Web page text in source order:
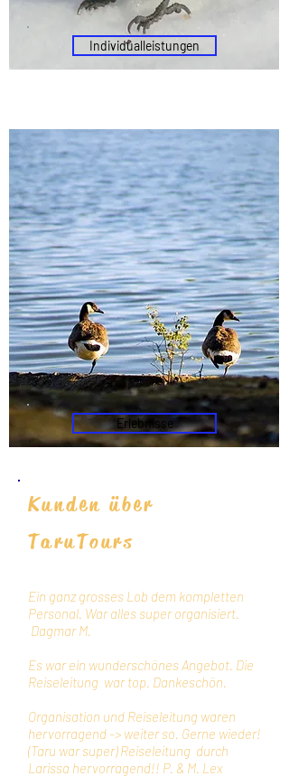
Individualleistungen
Erlebnisse
Kunden über
TaruTours
Ein ganz grosses Lob dem kompletten
Personal. War alles super organisiert.
Dagmar M.
Es war ein wunderschönes Angebot. Die
Reiseleitung war top. Dankeschön.
Organisation und Reiseleitung waren
hervorragend -> weiter so. Gerne wieder!
(Taru war super) Reiseleitung durch
Larissa hervorragend!! P. & M. Lex